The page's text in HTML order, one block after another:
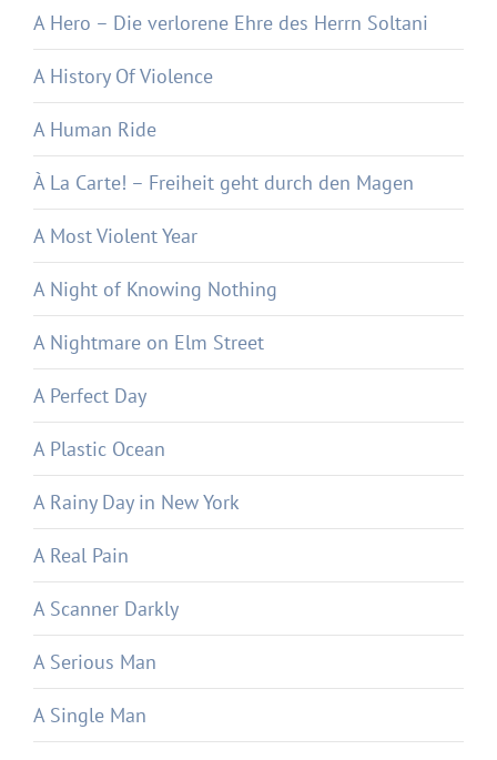
A Hero – Die verlorene Ehre des Herrn Soltani
A History Of Violence
A Human Ride
À La Carte! – Freiheit geht durch den Magen
A Most Violent Year
A Night of Knowing Nothing
A Nightmare on Elm Street
A Perfect Day
A Plastic Ocean
A Rainy Day in New York
A Real Pain
A Scanner Darkly
A Serious Man
A Single Man